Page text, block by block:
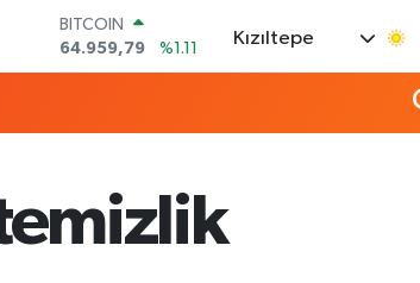
BITCOIN
64.959,79
%1.11
DOLAR
64,4811
%0.38
GRAM ALTIN
6660.55
%0.03
Kızıltepe